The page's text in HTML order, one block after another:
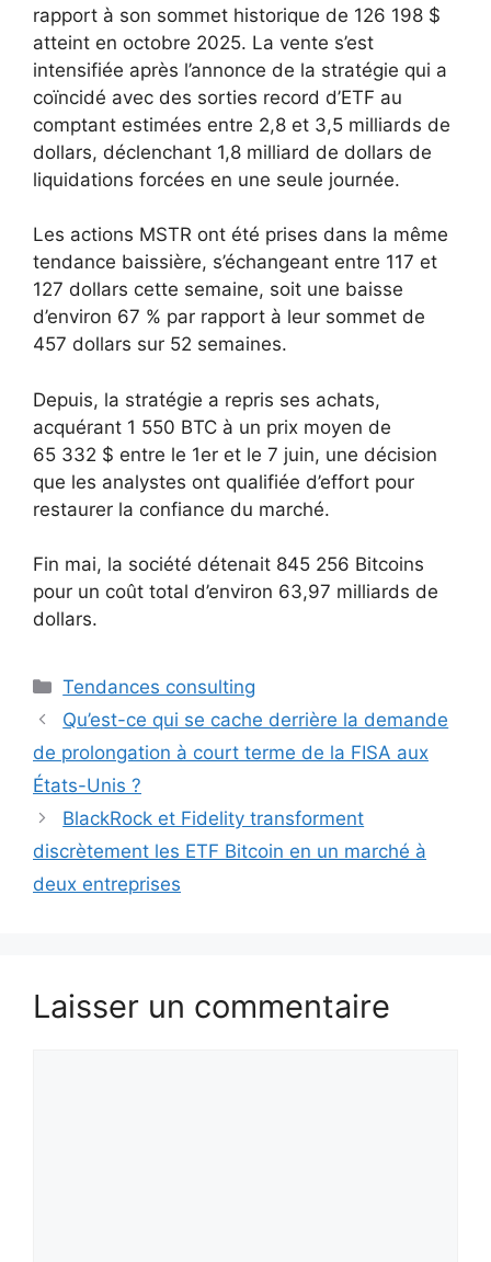
rapport à son sommet historique de 126 198 $
atteint en octobre 2025. La vente s’est
intensifiée après l’annonce de la stratégie qui a
coïncidé avec des sorties record d’ETF au
comptant estimées entre 2,8 et 3,5 milliards de
dollars, déclenchant 1,8 milliard de dollars de
liquidations forcées en une seule journée.
Les actions MSTR ont été prises dans la même
tendance baissière, s’échangeant entre 117 et
127 dollars cette semaine, soit une baisse
d’environ 67 % par rapport à leur sommet de
457 dollars sur 52 semaines.
Depuis, la stratégie a repris ses achats,
acquérant 1 550 BTC à un prix moyen de
65 332 $ entre le 1er et le 7 juin, une décision
que les analystes ont qualifiée d’effort pour
restaurer la confiance du marché.
Fin mai, la société détenait 845 256 Bitcoins
pour un coût total d’environ 63,97 milliards de
dollars.
Catégories
Tendances consulting
Qu’est-ce qui se cache derrière la demande
de prolongation à court terme de la FISA aux
États-Unis ?
BlackRock et Fidelity transforment
discrètement les ETF Bitcoin en un marché à
deux entreprises
Laisser un commentaire